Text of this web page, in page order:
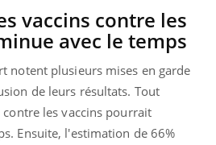
vaccins contre les
avec le temps
notent plusieurs mises en garde
de leurs résultats. Tout
les vaccins pourrait
Ensuite, l'estimation de 66%